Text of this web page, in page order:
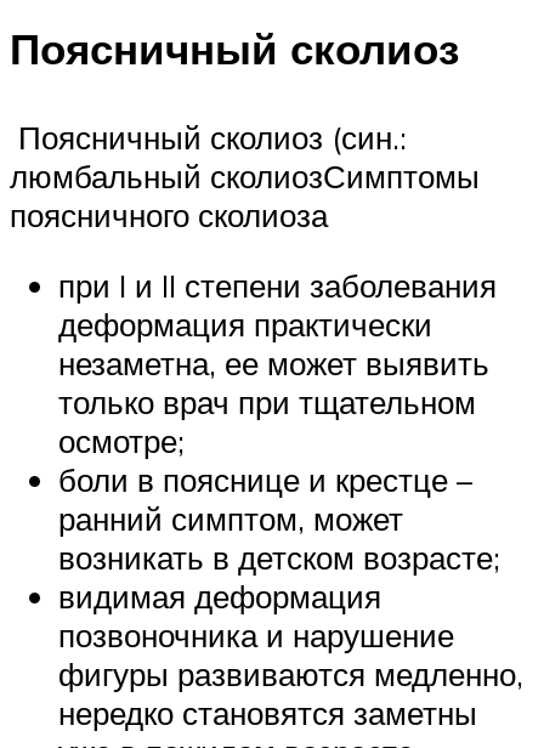
Поясничный сколиоз
Поясничный сколиоз (син.:
люмбальный сколиозСимптомы
поясничного сколиоза
при I и II степени заболевания
деформация практически
незаметна, ее может выявить
только врач при тщательном
осмотре;
боли в пояснице и крестце –
ранний симптом, может
возникать в детском возрасте;
видимая деформация
позвоночника и нарушение
фигуры развиваются медленно,
нередко становятся заметны